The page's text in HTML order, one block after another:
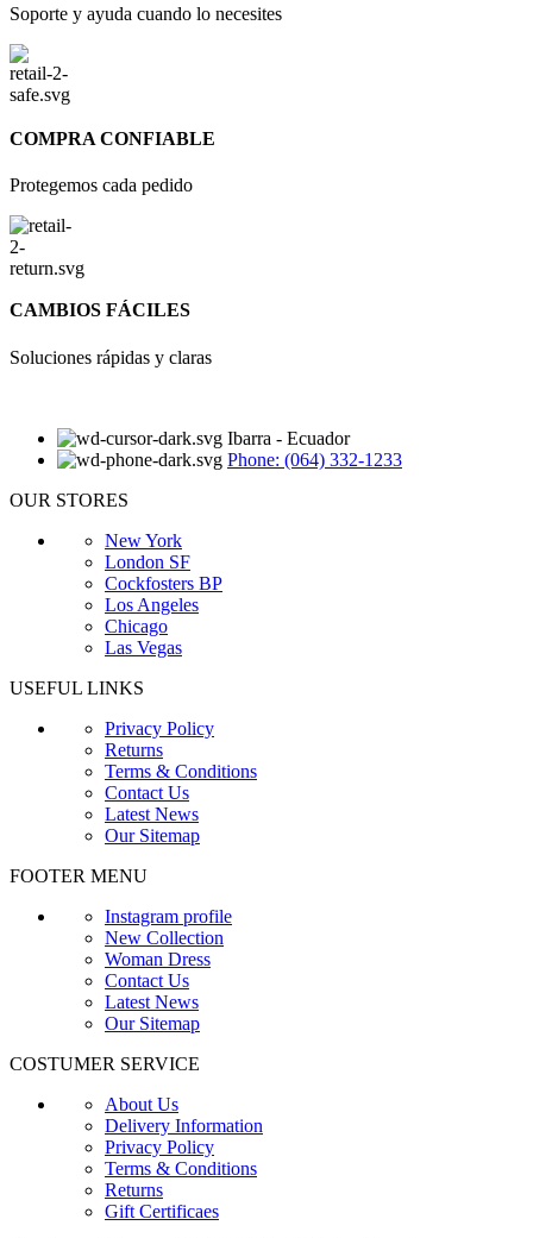
Soporte y ayuda cuando lo necesites
COMPRA CONFIABLE
Protegemos cada pedido
CAMBIOS FÁCILES
Soluciones rápidas y claras
Ibarra - Ecuador
Phone: (064) 332-1233
OUR STORES
New York
London SF
Cockfosters BP
Los Angeles
Chicago
Las Vegas
USEFUL LINKS
Privacy Policy
Returns
Terms & Conditions
Contact Us
Latest News
Our Sitemap
FOOTER MENU
Instagram profile
New Collection
Woman Dress
Contact Us
Latest News
Our Sitemap
COSTUMER SERVICE
About Us
Delivery Information
Privacy Policy
Terms & Conditions
Returns
Gift Certificaes